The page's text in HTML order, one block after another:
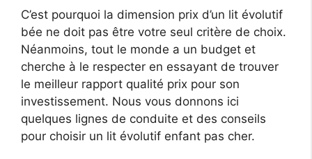
C’est pourquoi la dimension prix d’un lit évolutif
bée ne doit pas être votre seul critère de choix.
Néanmoins, tout le monde a un budget et
cherche à le respecter en essayant de trouver
le meilleur rapport qualité prix pour son
investissement. Nous vous donnons ici
quelques lignes de conduite et des conseils
pour choisir un lit évolutif enfant pas cher.